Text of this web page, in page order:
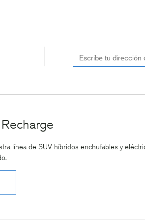
línea de SUV híbridos enchufables y